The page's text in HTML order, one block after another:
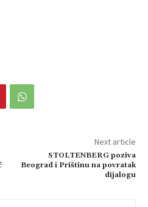
Next article
STOLTENBERG poziva
Beograd i Prištinu na povratak
dijalogu